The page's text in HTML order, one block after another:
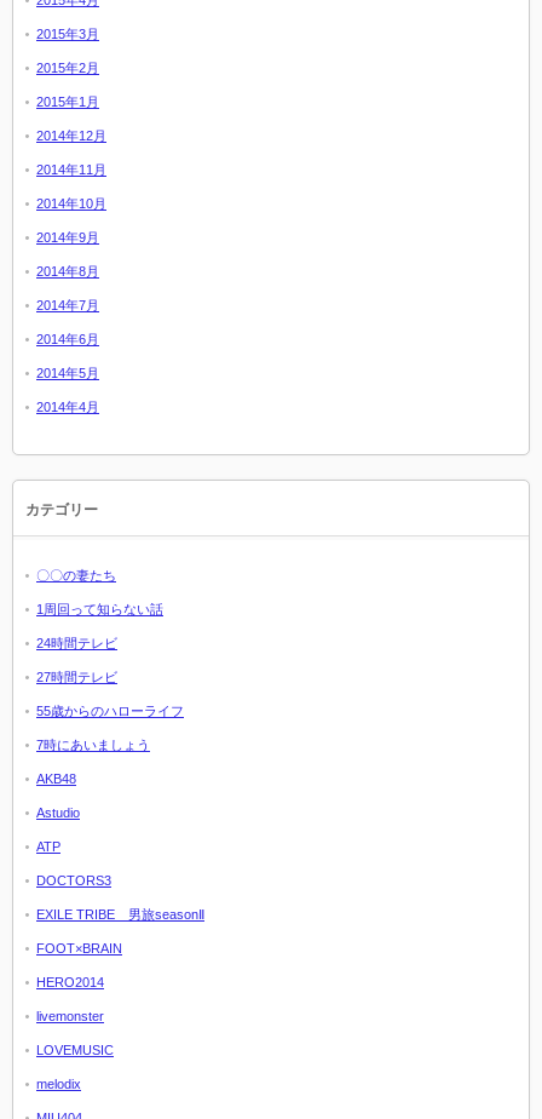
2015年3月
2015年2月
2015年1月
2014年12月
2014年11月
2014年10月
2014年9月
2014年8月
2014年7月
2014年6月
2014年5月
2014年4月
カテゴリー
〇〇の妻たち
1周回って知らない話
24時間テレビ
27時間テレビ
55歳からのハローライフ
7時にあいましょう
AKB48
Astudio
ATP
DOCTORS3
EXILE TRIBE 男旅seasonⅡ
FOOT×BRAIN
HERO2014
livemonster
LOVEMUSIC
melodix